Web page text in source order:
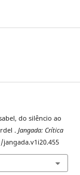
do silêncio ao
. Jangada: Crítica